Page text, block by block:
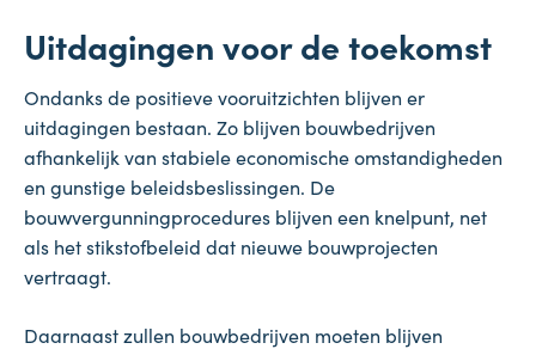
Uitdagingen voor de toekomst
Ondanks de positieve vooruitzichten blijven er
uitdagingen bestaan. Zo blijven bouwbedrijven
afhankelijk van stabiele economische omstandigheden
en gunstige beleidsbeslissingen. De
bouwvergunningprocedures blijven een knelpunt, net
als het stikstofbeleid dat nieuwe bouwprojecten
vertraagt.
Daarnaast zullen bouwbedrijven moeten blijven